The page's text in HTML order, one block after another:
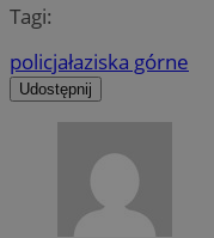
Tagi:
policjałaziska górne
Udostępnij